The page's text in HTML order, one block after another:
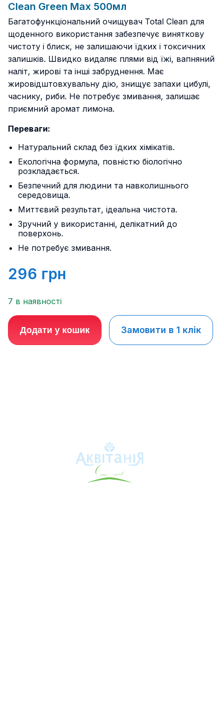
Clean Green Max 500мл
Багатофункціональний очищувач Total Clean для
щоденного використання забезпечує виняткову
чистоту і блиск, не залишаючи їдких і токсичних
залишків. Швидко видаляє плями від їжі, вапняний
наліт, жирові та інші забруднення. Має
жировідштовхувальну дію, знищує запахи цибулі,
часнику, риби. Не потребує змивання, залишає
приємний аромат лимона.
Переваги:
Натуральний склад без їдких хімікатів.
Екологічна формула, повністю біологічно
розкладається.
Безпечний для людини та навколишнього
середовища.
Миттєвий результат, ідеальна чистота.
Зручний у використанні, делікатний до
поверхонь.
Не потребує змивання.
296 грн
7 в наявності
Додати у кошик Замовити в 1 клік